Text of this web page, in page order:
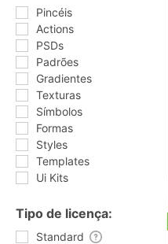
Pincéis
Actions
PSDs
Padrões
Gradientes
Texturas
Símbolos
Formas
Styles
Templates
Ui Kits
Tipo de licença:
Standard